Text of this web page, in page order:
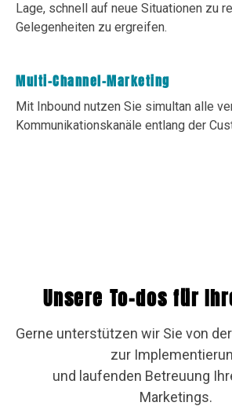
Lage, schnell auf neue Situationen zu
Gelegenheiten zu ergreifen.
Multi-Channel-Marketing
Mit Inbound nutzen Sie simultan alle
Kommunikationskanäle entlang der
Unsere To-dos für
Gerne unterstützen wir Sie von
zur
und laufenden Betreuung
Marketings.